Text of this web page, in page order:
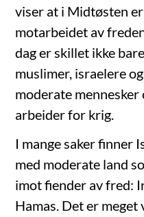
viser at i Midtøsten
motarbeidet av
dag er skillet ikke
muslimer, israelere
moderate
arbeider for krig.
I mange saker finner
med moderate land
imot fiender av fred:
Hamas. Det er meget